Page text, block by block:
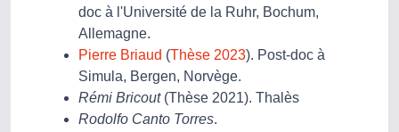
doc à l'Université de la Ruhr, Bochum,
Allemagne.
Pierre Briaud (Thèse 2023). Post-doc à
Simula, Bergen, Norvège.
Rémi Bricout(Thèse 2021). Thalès
Rodolfo Canto Torres.